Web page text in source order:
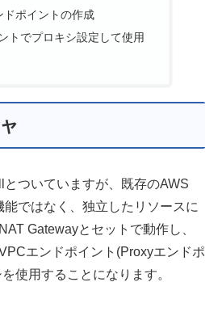
ドポイントの作成
トでプロキシ設定して使用
ついていますが、既存のAWS
ではなく、独立したリソースに
Gatewayとセットで動作し、
エンドポイント(Proxyエンドポ
使用することになります。